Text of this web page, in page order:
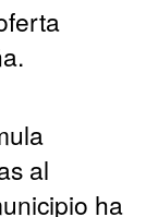
al
ha